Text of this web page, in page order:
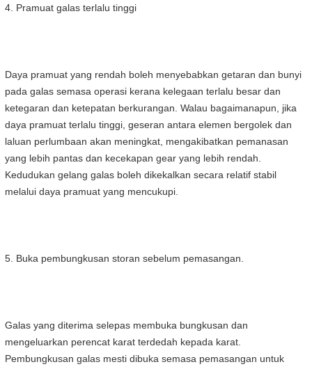
4. Pramuat galas terlalu tinggi
Daya pramuat yang rendah boleh menyebabkan getaran dan bunyi
pada galas semasa operasi kerana kelegaan terlalu besar dan
ketegaran dan ketepatan berkurangan. Walau bagaimanapun, jika
daya pramuat terlalu tinggi, geseran antara elemen bergolek dan
laluan perlumbaan akan meningkat, mengakibatkan pemanasan
yang lebih pantas dan kecekapan gear yang lebih rendah.
Kedudukan gelang galas boleh dikekalkan secara relatif stabil
melalui daya pramuat yang mencukupi.
5. Buka pembungkusan storan sebelum pemasangan.
Galas yang diterima selepas membuka bungkusan dan
mengeluarkan perencat karat terdedah kepada karat.
Pembungkusan galas mesti dibuka semasa pemasangan untuk